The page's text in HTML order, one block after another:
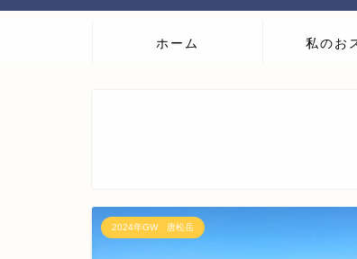
ホーム 私のお
2024年GW 唐松岳